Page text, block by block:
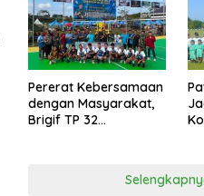
Pererat Kebersamaan
dengan Masyarakat,
Brigif TP 32